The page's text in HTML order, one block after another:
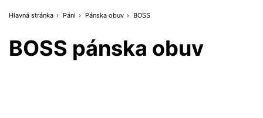
Hlavná stránka Páni Pánska obuv BOSS
BOSS pánska obuv